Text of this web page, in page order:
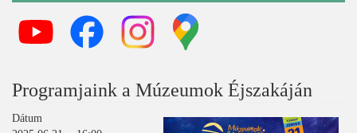
Programjaink a Múzeumok Éjszakáján
Dátum